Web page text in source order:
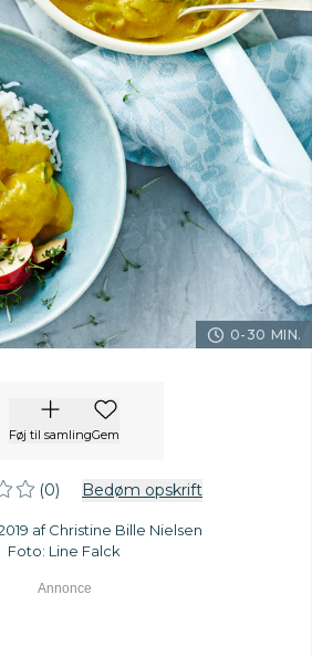
0-30 MIN.
Føj til samlingGem
(0) Bedøm opskrift
af Christine Bille Nielsen
Foto: Line Falck